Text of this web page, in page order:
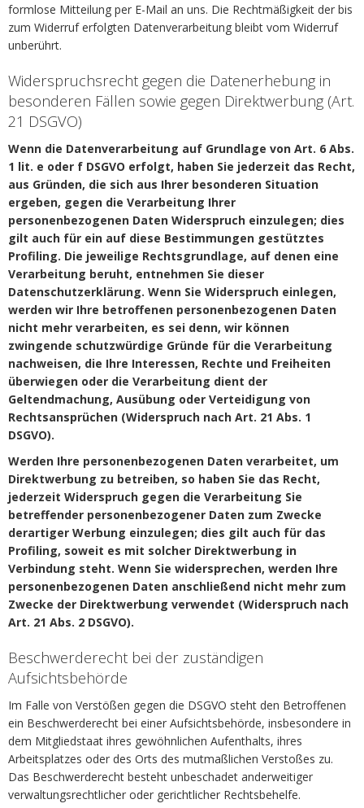
formlose Mitteilung per E-Mail an uns. Die Rechtmäßigkeit der bis
zum Widerruf erfolgten Datenverarbeitung bleibt vom Widerruf
unberührt.
Widerspruchsrecht gegen die Datenerhebung in
besonderen Fällen sowie gegen Direktwerbung (Art.
21 DSGVO)
Wenn die Datenverarbeitung auf Grundlage von Art. 6 Abs.
1 lit. e oder f DSGVO erfolgt, haben Sie jederzeit das Recht,
aus Gründen, die sich aus Ihrer besonderen Situation
ergeben, gegen die Verarbeitung Ihrer
personenbezogenen Daten Widerspruch einzulegen; dies
gilt auch für ein auf diese Bestimmungen gestütztes
Profiling. Die jeweilige Rechtsgrundlage, auf denen eine
Verarbeitung beruht, entnehmen Sie dieser
Datenschutzerklärung. Wenn Sie Widerspruch einlegen,
werden wir Ihre betroffenen personenbezogenen Daten
nicht mehr verarbeiten, es sei denn, wir können
zwingende schutzwürdige Gründe für die Verarbeitung
nachweisen, die Ihre Interessen, Rechte und Freiheiten
überwiegen oder die Verarbeitung dient der
Geltendmachung, Ausübung oder Verteidigung von
Rechtsansprüchen (Widerspruch nach Art. 21 Abs. 1
DSGVO).
Werden Ihre personenbezogenen Daten verarbeitet, um
Direktwerbung zu betreiben, so haben Sie das Recht,
jederzeit Widerspruch gegen die Verarbeitung Sie
betreffender personenbezogener Daten zum Zwecke
derartiger Werbung einzulegen; dies gilt auch für das
Profiling, soweit es mit solcher Direktwerbung in
Verbindung steht. Wenn Sie widersprechen, werden Ihre
personenbezogenen Daten anschließend nicht mehr zum
Zwecke der Direktwerbung verwendet (Widerspruch nach
Art. 21 Abs. 2 DSGVO).
Beschwerderecht bei der zuständigen
Aufsichtsbehörde
Im Falle von Verstößen gegen die DSGVO steht den Betroffenen
ein Beschwerderecht bei einer Aufsichtsbehörde, insbesondere in
dem Mitgliedstaat ihres gewöhnlichen Aufenthalts, ihres
Arbeitsplatzes oder des Orts des mutmaßlichen Verstoßes zu.
Das Beschwerderecht besteht unbeschadet anderweitiger
verwaltungsrechtlicher oder gerichtlicher Rechtsbehelfe.